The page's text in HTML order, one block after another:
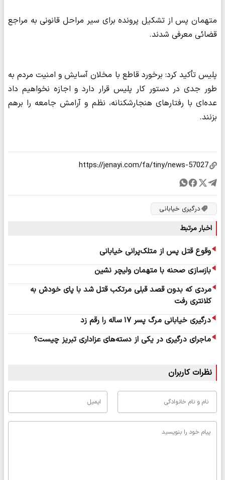
متهمان پس از تشکیل پرونده برای سیر مراحل قانونی به مراجع
قضائی معرفی شدند.
پلیس تأکید کرد: برخورد قاطع با مخلان آسایش و امنیت مردم به
طور جدی در دستور کار پلیس قرار دارد و اجازه نخواهیم داد
عده‌ای با رفتارهای هنجارشکنانه، نظم و آرامش جامعه را برهم
بزنند.
درگیری خیابانی
اخبار مرتبط
وقوع قتل پس از متلک‌پرانی خیابانی
بازسازی صحنه با متهمان ولیچر نشین
مردی که بدون قصد قبلی مرتکب قتل شد با پای خودش به
کلانتری رفت
درگیری خیابانی مرگ پسر ۱۷ ساله را رقم زد
ماجرای درگیری در یکی از دسته‌های عزاداری تبریز چیست؟
نظرات کاربران